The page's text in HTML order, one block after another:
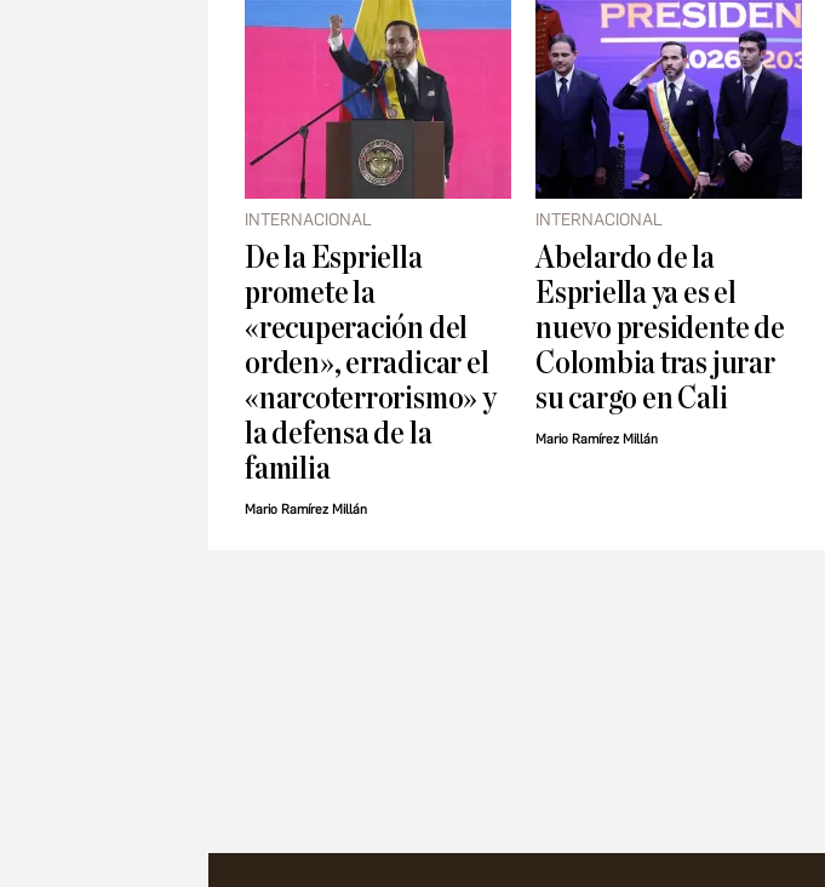
INTERNACIONAL
De la Espriella
promete la
«recuperación del
orden», erradicar el
«narcoterrorismo» y
la defensa de la
familia
Mario Ramírez Millán
INTERNACIONAL
Abelardo de la
Espriella ya es el
nuevo presidente de
Colombia tras jurar
su cargo en Cali
Mario Ramírez Millán